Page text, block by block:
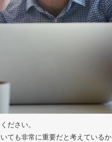
ださい。
ても非常に重要だと考えているか